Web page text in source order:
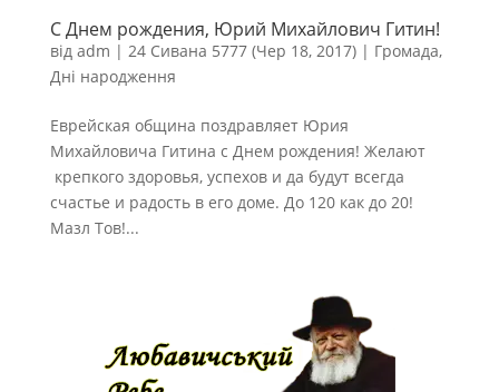
С Днем рождения, Юрий Михайлович Гитин!
від adm | 24 Сивана 5777 (Чер 18, 2017)| Громада,
Дні народження
Еврейская община поздравляет Юрия
Михайловича Гитина с Днем рождения! Желают
крепкого здоровья, успехов и да будут всегда
счастье и радость в его доме. До 120 как до 20!
Мазл Тов!...